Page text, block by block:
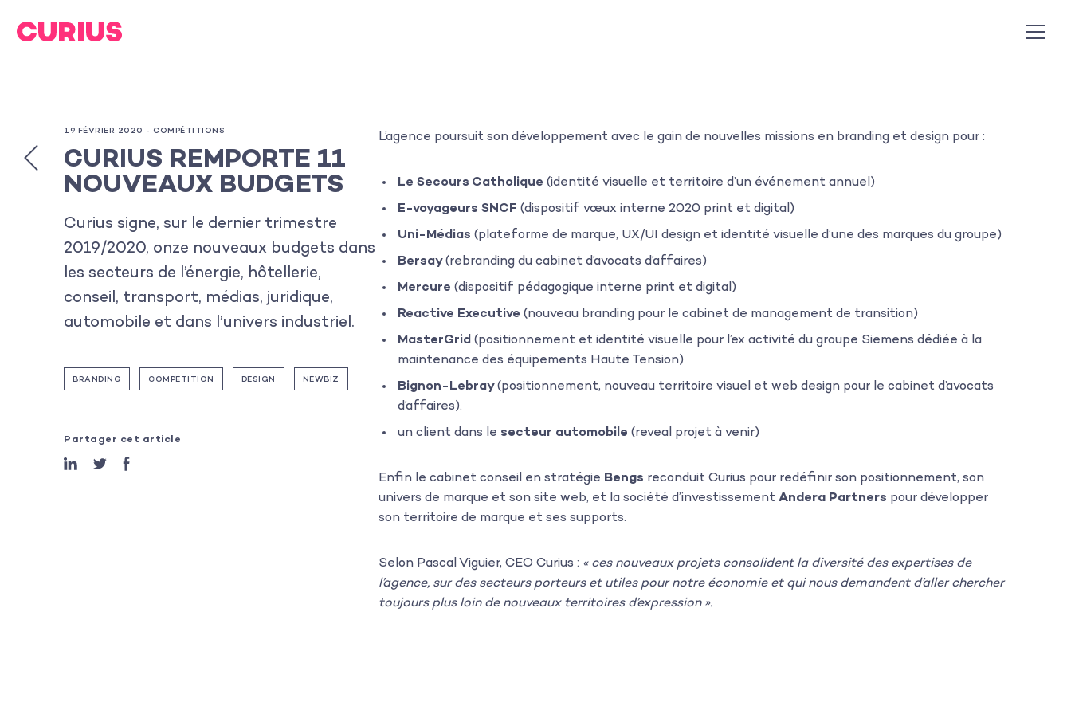
19 FÉVRIER 2020 - COMPÉTITIONS
CURIUS REMPORTE 11
NOUVEAUX BUDGETS
Curius signe, sur le dernier trimestre
2019/2020, onze nouveaux budgets dans
les secteurs de l’énergie, hôtellerie,
conseil, transport, médias, juridique,
automobile et dans l’univers industriel.
BRANDING COMPETITION DESIGN NEWBIZ
Partager cet article
L’agence poursuit son développement avec le gain de nouvelles missions en branding et design pour :
Le Secours Catholique(identité visuelle et territoire d’un événement annuel)
E-voyageurs SNCF (dispositif vœux interne 2020 print et digital)
Uni-Médias (plateforme de marque, UX/UI design et identité visuelle d’une des marques du groupe)
Bersay(rebranding du cabinet d’avocats d’affaires)
Mercure (dispositif pédagogique interne print et digital)
Reactive Executive (nouveau branding pour le cabinet de management de transition)
MasterGrid (positionnement et identité visuelle pour l’ex activité du groupe Siemens dédiée à la
maintenance des équipements Haute Tension)
Bignon-Lebray(positionnement, nouveau territoire visuel et web design pour le cabinet d’avocats
d’affaires).
un client dans lesecteur automobile (reveal projet à venir)
Enfin le cabinet conseil en stratégie Bengs reconduit Curius pour redéfinir son positionnement, son
univers de marque et son site web, et la société d’investissement Andera Partners pour développer
son territoire de marque et ses supports.
Selon Pascal Viguier, CEO Curius : « ces nouveaux projets consolident la diversité des expertises de
l’agence, sur des secteurs porteurs et utiles pour notre économie et qui nous demandent d’aller chercher
toujours plus loin de nouveaux territoires d’expression ».